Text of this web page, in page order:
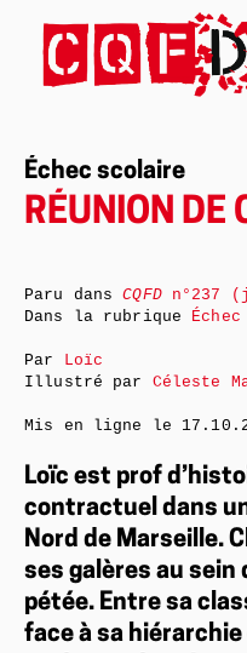
Échec scolaire
RÉUNION DE
Loïc est prof
contractuel dans
Nord de Marseille.
ses galères au
pétée. Entre sa
face à sa
Paru dansCQFDn°237
Dans la rubrique
Par Loïc
Illustré par Céleste
Mis en ligne le